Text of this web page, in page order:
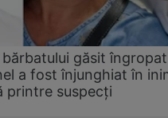
găsit
a fost înjunghiat în
printre suspecți